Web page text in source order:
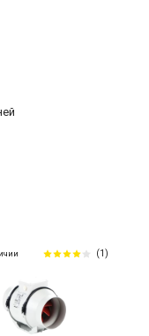
(1)